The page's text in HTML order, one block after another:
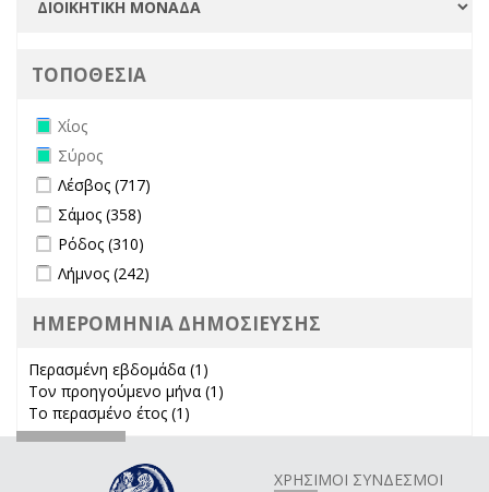
ΤΟΠΟΘΕΣΙΑ
Remove Χίος filter
Χίος
Remove Σύρος filter
Σύρος
Apply Λέσβος filter
Λέσβος (717)
Apply Σάμος filter
Σάμος (358)
Apply Ρόδος filter
Ρόδος (310)
Apply Λήμνος filter
Λήμνος (242)
ΗΜΕΡΟΜΗΝΙΑ ΔΗΜΟΣΙΕΥΣΗΣ
Περασμένη εβδομάδα (1)
Τον προηγούμενο μήνα (1)
Το περασμένο έτος (1)
ΧΡΗΣΙΜΟΙ ΣΥΝΔΕΣΜΟΙ